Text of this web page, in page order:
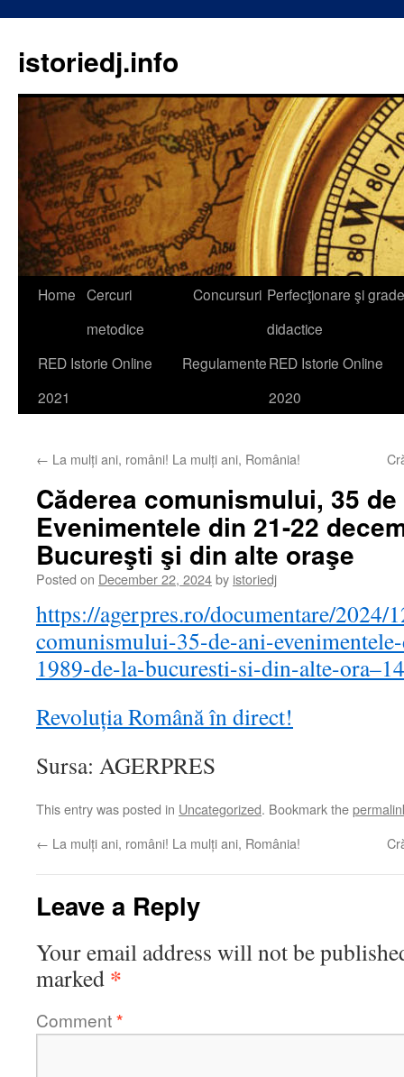
istoriedj.info
Skip
content
Home Cercuri
metodice
Concursuri Perfecţionare şi grade
didactice
RED Istorie Online
2021
RegulamenteRED Istorie Online
2020
← La mulți ani, români! La mulți ani, România!
Căderea comunismului, 35
Evenimentele din 21-22
Bucureşti şi din alte oraşe
Posted on December 22, 2024by istoriedj
https://agerpres.ro/documentare/2024/
comunismului-35-de-ani-
1989-de-la-bucuresti-si-din-alte-
Revoluția Română în direct!
Sursa: AGERPRES
This entry was posted in Uncategorized. Bookmark the
← La mulți ani, români! La mulți ani, România!
Leave a Reply
Your email address will not be
marked *
Comment*